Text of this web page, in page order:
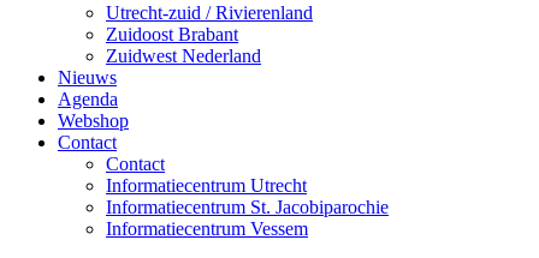
Utrecht-zuid / Rivierenland
Zuidoost Brabant
Zuidwest Nederland
Nieuws
Agenda
Webshop
Contact
Contact
Informatiecentrum Utrecht
Informatiecentrum St. Jacobiparochie
Informatiecentrum Vessem